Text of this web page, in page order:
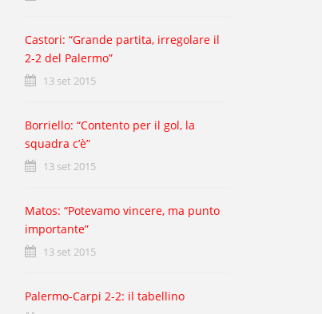
Castori: “Grande partita, irregolare il
2-2 del Palermo”
13 set 2015
Borriello: “Contento per il gol, la
squadra c’è”
13 set 2015
Matos: “Potevamo vincere, ma punto
importante”
13 set 2015
Palermo-Carpi 2-2: il tabellino